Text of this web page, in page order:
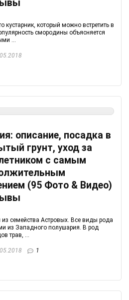
который можно встретить в
смородины объясняется
...
описание, посадка в
грунт, уход за
с самым
(95 Фото & Видео)
семейства Астровых. Все виды рода
из Западного полушария. В род
трав, ...
1